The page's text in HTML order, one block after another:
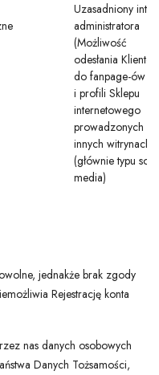
Uzasadniony
administratora
(Możliwość
odesłania
do fanpage-ów
i profili Sklepu
internetowego
prowadzonych na
innych witrynach
(głównie typu
media)
jednakże brak zgody
Rejestrację konta
nas danych osobowych
Danych Tożsamości,